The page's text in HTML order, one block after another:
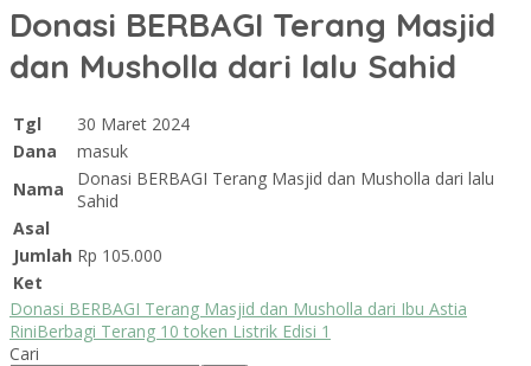
Donasi BERBAGI Terang Masjid
dan Musholla dari lalu Sahid
Tgl
30 Maret 2024
Dana
masuk
Nama
Donasi BERBAGI Terang Masjid dan Musholla dari lalu
Sahid
Asal
Jumlah Rp 105.000
Ket
Donasi BERBAGI Terang Masjid dan Musholla dari Ibu Astia
RiniBerbagi Terang 10 token Listrik Edisi 1
Cari